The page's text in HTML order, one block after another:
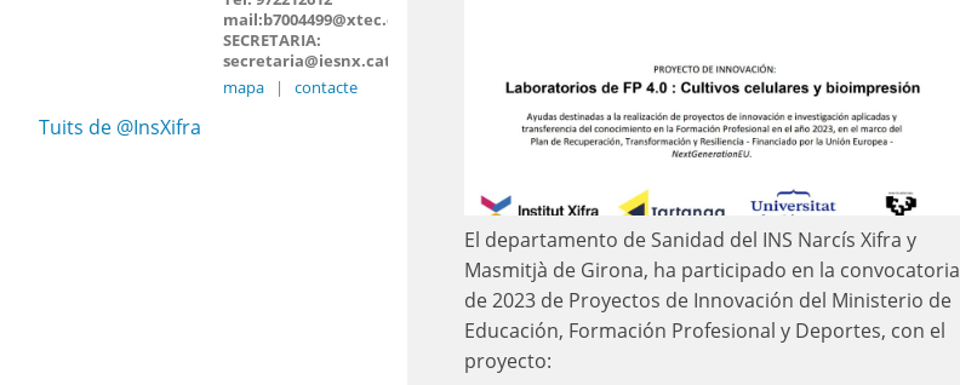
El departamento de Sanidad del INS Narcís Xifra y
Masmitjà de Girona, ha participado en la convocatoria
de 2023 de Proyectos de Innovación del Ministerio de
Educación, Formación Profesional y Deportes, con el
proyecto:
mail:b7004499@xtec.cat
SECRETARIA:
secretaria@iesnx.cat
mapa
| contacte
Tuits de @InsXifra